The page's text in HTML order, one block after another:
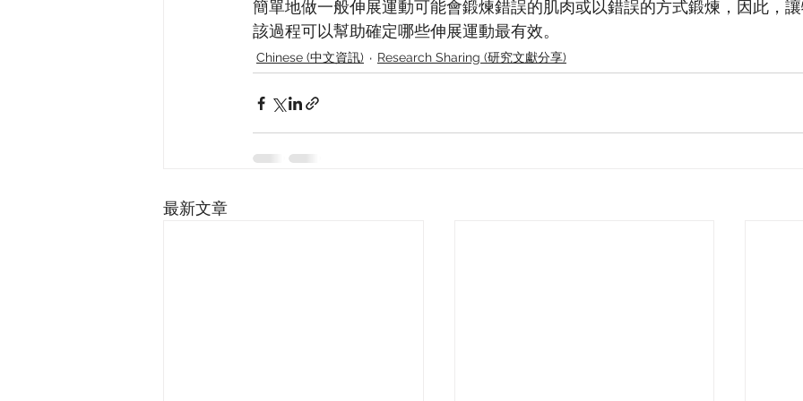
簡單地做一般伸展運動可能會鍛煉錯誤的肌肉或以錯誤的方式鍛煉，因此，
該過程可以幫助確定哪些伸展運動最有效。
Chinese (中文資訊) Research Sharing (研究文獻分享)
最新文章